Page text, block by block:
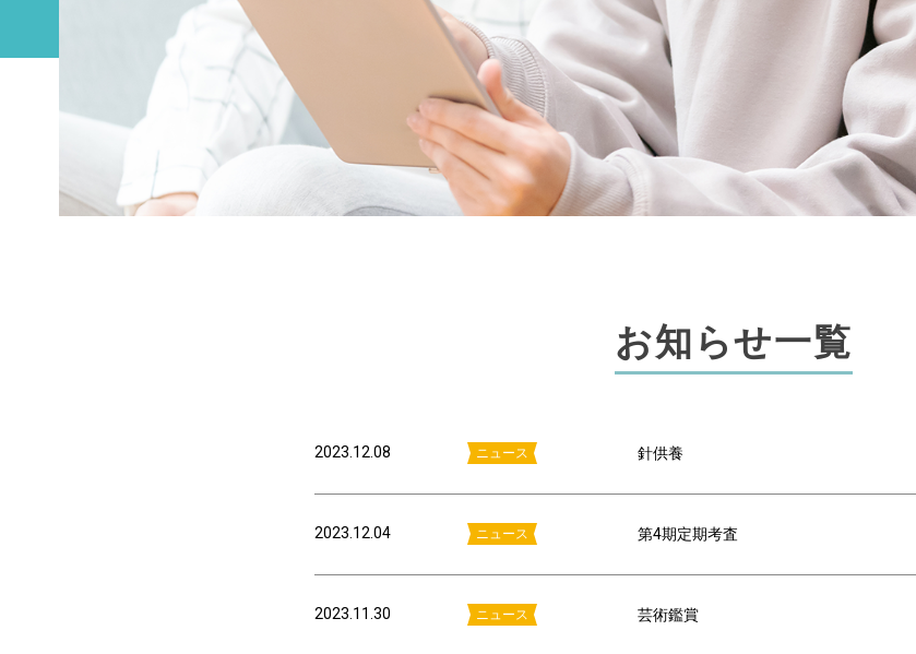
お知らせ一覧
2023.12.08 ニュース 針供養
2023.12.04 ニュース 第4期定期考査
2023.11.30 ニュース 芸術鑑賞